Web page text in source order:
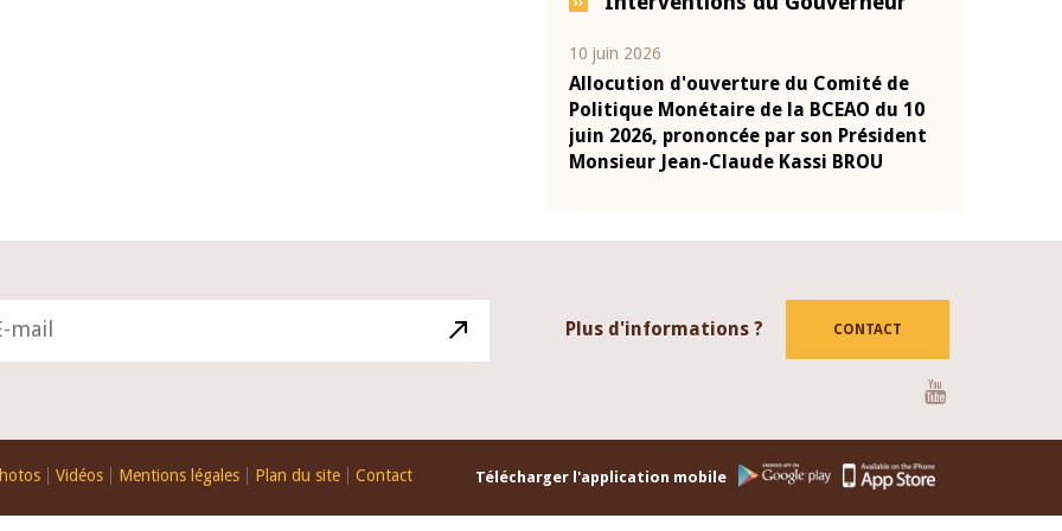
Allocution d'ouverture du Comité de
Politique Monétaire de la BCEAO du 10
juin 2026, prononcée par son Président
Monsieur Jean-Claude Kassi BROU
04 mars 2026
Allocution d'ouverture du Comité de
Politique Monétaire de la BCEAO du 4
mars 2026, prononcée par son Président
Monsieur Jean-Claude Kassi BROU
Plus d'informations ? CONTACT
Vidéos Mentions légales Plan du site Contact Télécharger l'application mobile